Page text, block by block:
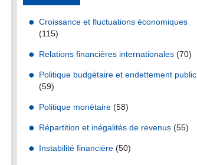
Croissance et fluctuations économiques
(115)
Relations financières internationales (70)
Politique budgétaire et endettement public
(59)
Politique monétaire (58)
Répartition et inégalités de revenus (55)
Instabilité financière (50)